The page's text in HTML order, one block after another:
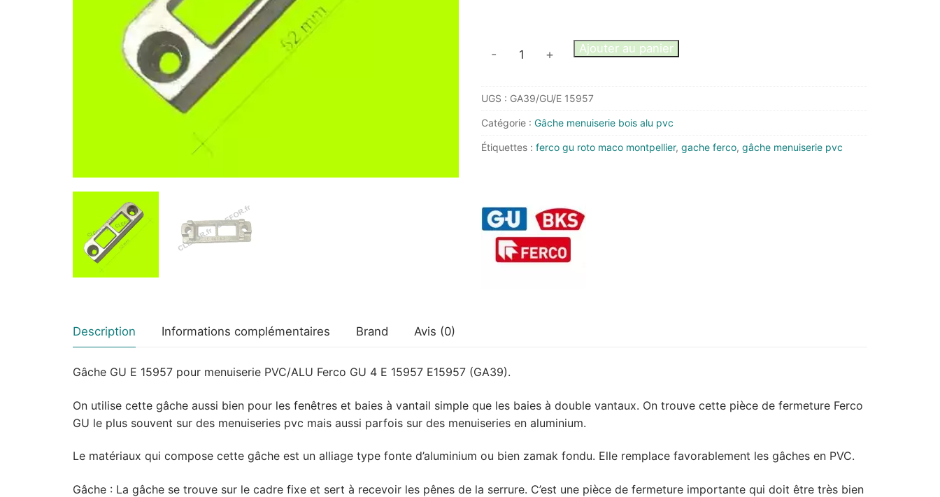
quantité
GU
E
pour
- + Ajouter au panier
UGS : GA39/GU/E 15957
Catégorie : Gâche menuiserie bois alu pvc
Étiquettes : ferco gu roto maco montpellier, gache ferco, gâche menuiserie pvc
Description Informations complémentaires Brand Avis (0)
Gâche GU E 15957 pour menuiserie PVC/ALU Ferco GU 4 E 15957 E15957 (GA39).
On utilise cette gâche aussi bien pour les fenêtres et baies à vantail simple que les baies à double vantaux. On trouve cette pièce de fermeture Ferco
GU le plus souvent sur des menuiseries pvc mais aussi parfois sur des menuiseries en aluminium.
Le matériaux qui compose cette gâche est un alliage type fonte d’aluminium ou bien zamak fondu. Elle remplace favorablement les gâches en PVC.
Gâche : La gâche se trouve sur le cadre fixe et sert à recevoir les pênes de la serrure. C’est une pièce de fermeture importante qui doit être très bien